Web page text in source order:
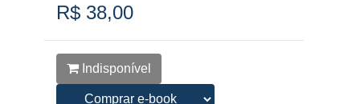
R$ 38,00
Indisponível